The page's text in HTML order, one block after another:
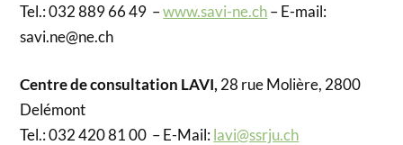
Tel.: 032 889 66 49 –www.savi-ne.ch– E-mail:
savi.ne@ne.ch
Centre de consultation LAVI, 28 rue Molière, 2800
Delémont
Tel.: 032 420 81 00 – E-Mail:lavi@ssrju.ch